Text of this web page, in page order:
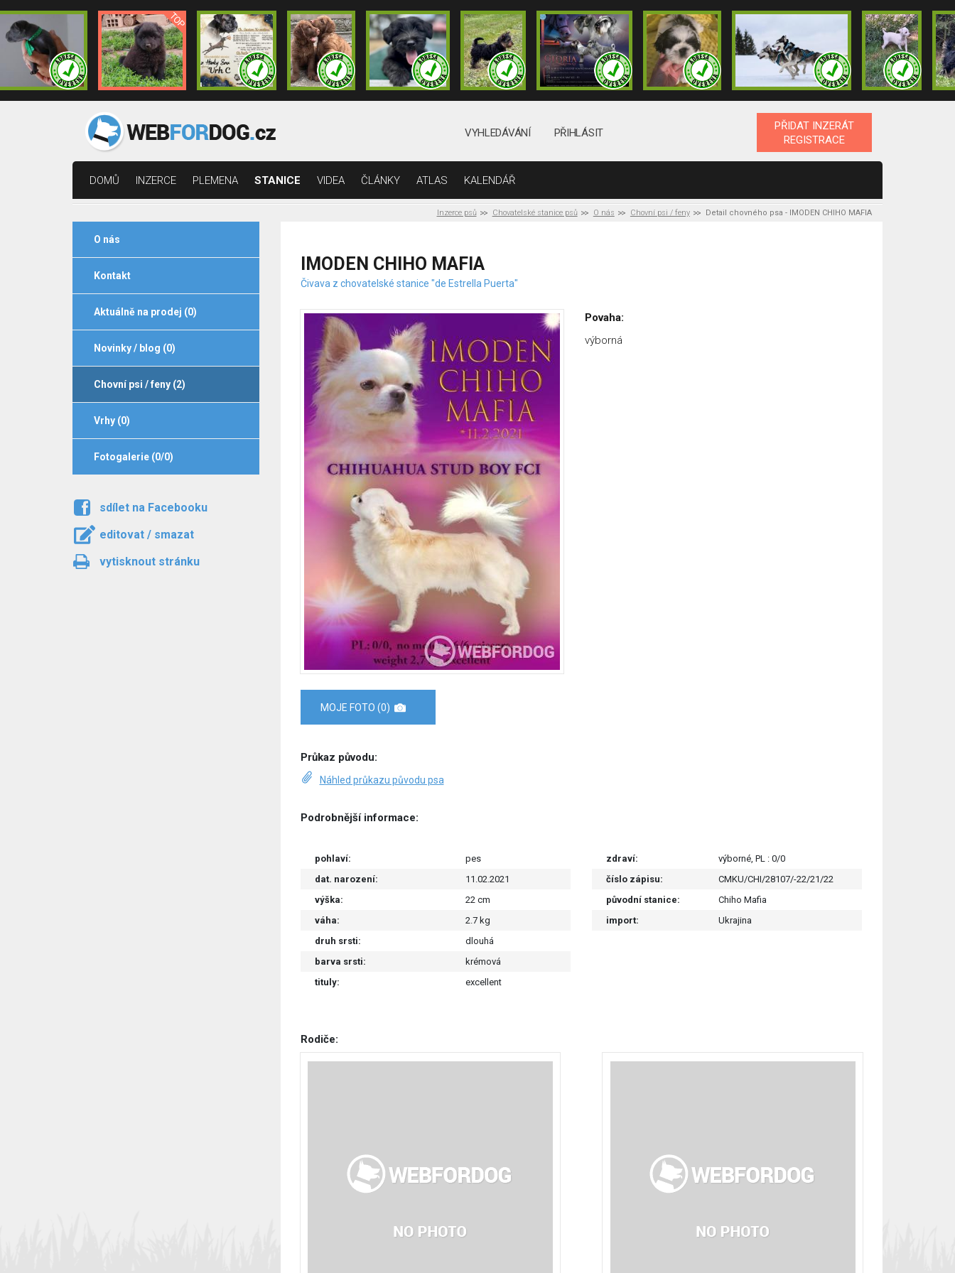
VYHLEDÁVÁNÍ PŘIHLÁSIT
PŘIDAT INZERÁT
REGISTRACE
DOMŮ INZERCE PLEMENA STANICE VIDEA ČLÁNKY ATLAS KALENDÁŘ
Inzerce psů Chovatelské stanice psů O nás Chovní psi / feny Detail chovného psa - IMODEN CHIHO MAFIA
O nás
Kontakt
Aktuálně na prodej (0)
Novinky / blog (0)
Chovní psi / feny (2)
Vrhy (0)
Fotogalerie (0/0)
sdílet na Facebooku
editovat / smazat
vytisknout stránku
IMODEN CHIHO MAFIA
Čivava z chovatelské stanice "de Estrella Puerta"
MOJE FOTO (0)
Povaha:
výborná
Průkaz původu:
Náhled průkazu původu psa
Podrobnější informace:
pohlaví:
pes
dat. narození:
11.02.2021
výška:
22 cm
váha:
2.7 kg
druh srsti:
dlouhá
barva srsti:
krémová
tituly:
excellent
zdraví:
výborné, PL : 0/0
číslo zápisu:
CMKU/CHI/28107/-22/21/22
původní stanice:
Chiho Mafia
import:
Ukrajina
Rodiče: